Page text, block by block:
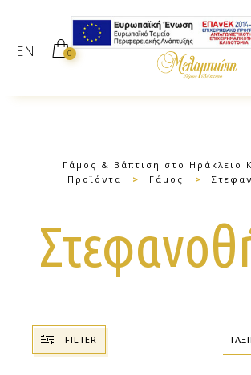
EN 0
Γάμος & Βάπτιση στο Ηράκλειο
Προϊόντα
> Γάμος >
FILTER